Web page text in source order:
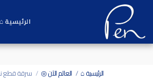
Date and time 7/8/2026 19:40:14 التاريخ والوقت
الرئيسية ⌂
الرئيسية ⌂ العالم الآن ◎ سرقة قطع